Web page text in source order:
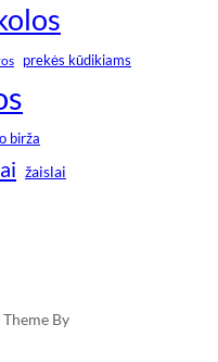
prekės kūdikiams
birža
žaislai
By